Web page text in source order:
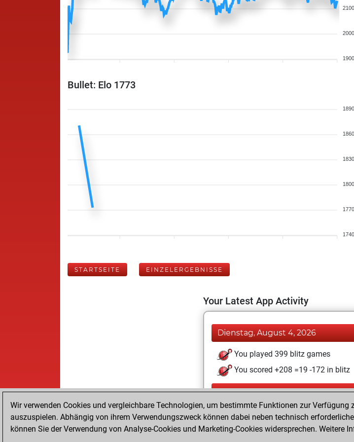
2100
2000
1900
Bullet: Elo 1773
1890
1860
1830
1800
1770
1740
STARTSEITE EINZELERGEBNISSE
Your Latest App Activity
Dienstag, August 4, 2026
You played 399 blitz games
You scored +208 =19 -172 in blitz
Freitag, Mai 22, 2026
You played 1 bullet games
You scored +0 =0 -1 in bullet
Wir verwenden Cookies und vergleichbare Technologien, um bestimmte Funktionen zur
auszuspielen. Abhängig von ihrem Verwendungszweck können dabei neben technisch
können Sie der Verwendung von Analyse-Cookies und Marketing-Cookies widersprechen. Weitere